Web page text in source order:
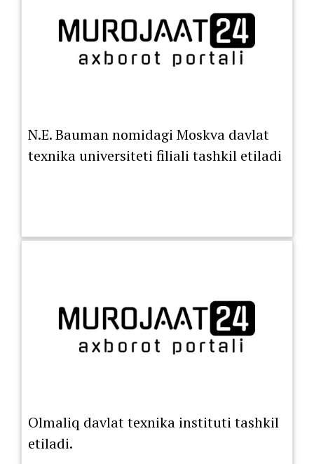
N.E. Bauman nomidagi Moskva davlat
texnika universiteti filiali tashkil etiladi
Olmaliq davlat texnika instituti tashkil
etiladi.